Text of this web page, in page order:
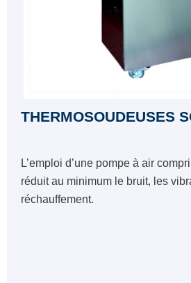
THERMOSOUDEUSES
L’emploi d’une pompe à air
réduit au minimum le bruit, les
réchauffement.